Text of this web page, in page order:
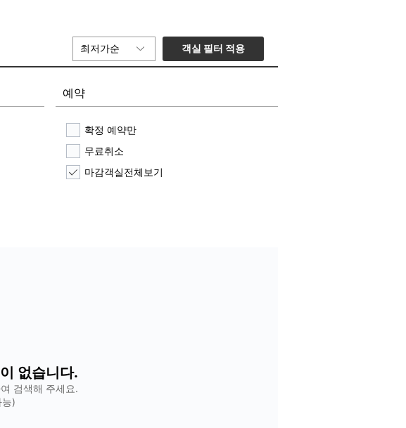
최저가순 객실 필터 적용
예약
확정 예약만
무료취소
마감객실전체보기
없습니다.
검색해 주세요.
)